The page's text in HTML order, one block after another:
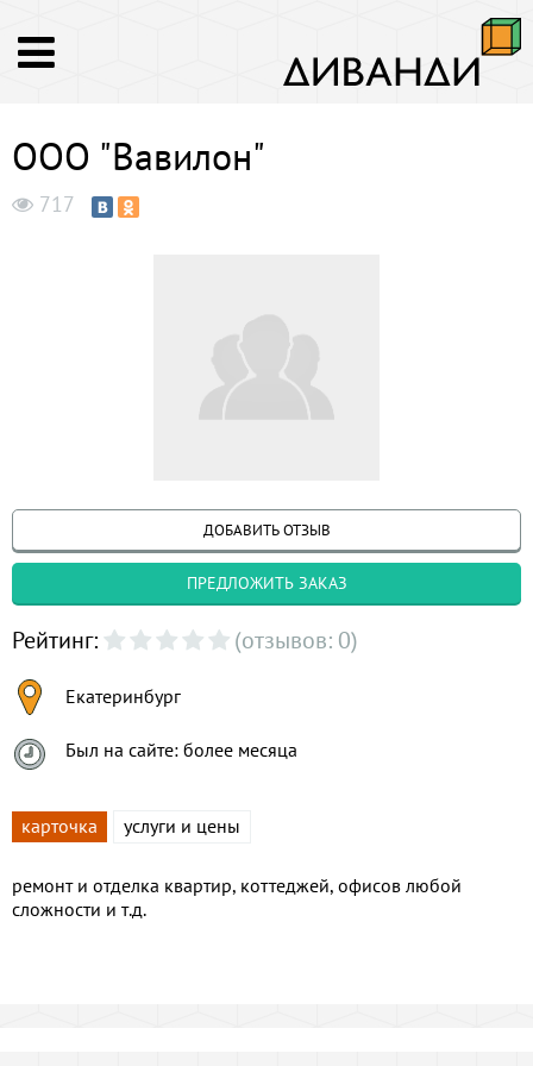
ООО "Вавилон"
717
ДОБАВИТЬ ОТЗЫВ
ПРЕДЛОЖИТЬ ЗАКАЗ
Рейтинг: (отзывов: 0)
Екатеринбург
Был на сайте: более месяца
карточка услуги и цены
ремонт и отделка квартир, коттеджей, офисов любой
сложности и т.д.